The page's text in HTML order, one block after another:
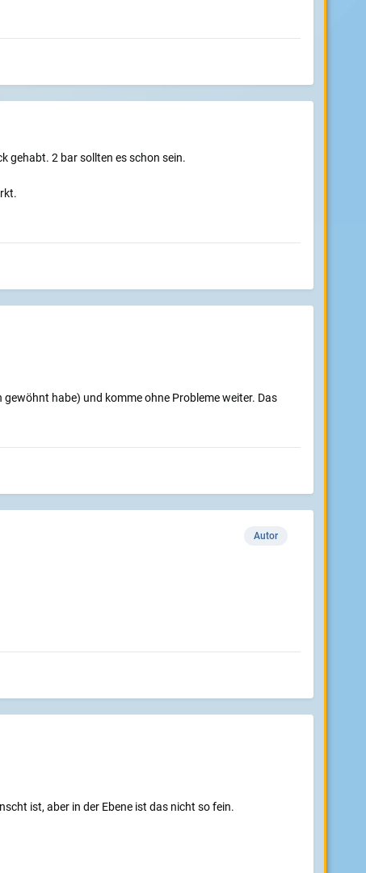
gehabt. 2 bar sollten es schon sein.
habe) und komme ohne Probleme weiter. Das
Autor
ist, aber in der Ebene ist das nicht so fein.